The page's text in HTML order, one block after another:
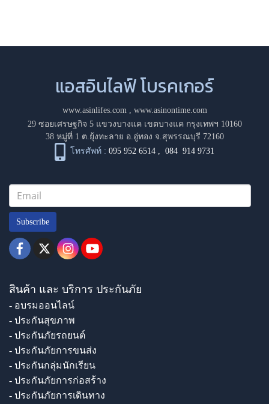
แอสอินไลฟ์ โบรคเกอร์
www.asinlifes.com, www.asinontime.com
29 ซอยเศรษฐกิจ 5 แขวงบางแค เขตบางแค กรุงเทพฯ 10160
38 หมู่ที่ 1 ต.ยุ้งทะลาย อ.อู่ทอง จ.สุพรรณบุรี 72160
โทรศัพท์ : 095 952 6514 ,084 914 9731
Subscribe
สินค้า และ บริการ ประกันภัย
- อบรมออนไลน์
- ประกันสุขภาพ
- ประกันภัยรถยนต์
- ประกันภัยการขนส่ง
- ประกันกลุ่มนักเรียน
- ประกันภัยการก่อสร้าง
- ประกันภัยการเดินทาง